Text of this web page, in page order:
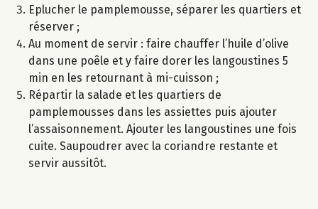
Eplucher le pamplemousse, séparer les quartiers et
réserver ;
Au moment de servir : faire chauffer l’huile d’olive
dans une poêle et y faire dorer les langoustines 5
min en les retournant à mi-cuisson ;
Répartir la salade et les quartiers de
pamplemousses dans les assiettes puis ajouter
l’assaisonnement. Ajouter les langoustines une fois
cuite. Saupoudrer avec la coriandre restante et
servir aussitôt.